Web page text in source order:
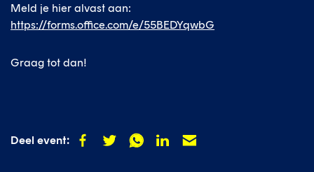
Meld je hier alvast aan:
https://forms.office.com/e/55BEDYqwbG
Graag tot dan!
Deel event:
Deel
Deel
Deel
Deel
Deel